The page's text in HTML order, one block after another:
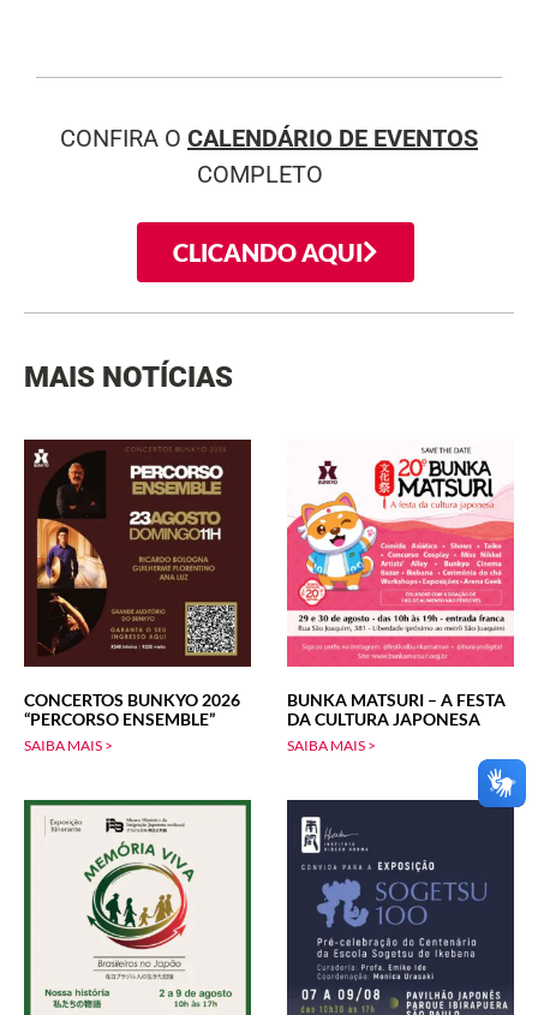
CONFIRA O CALENDÁRIO DE EVENTOS
COMPLETO
CLICANDO AQUI
MAIS NOTÍCIAS
CONCERTOS BUNKYO 2026
“PERCORSO ENSEMBLE”
SAIBA MAIS >
BUNKA MATSURI – A FESTA
DA CULTURA JAPONESA
SAIBA MAIS >